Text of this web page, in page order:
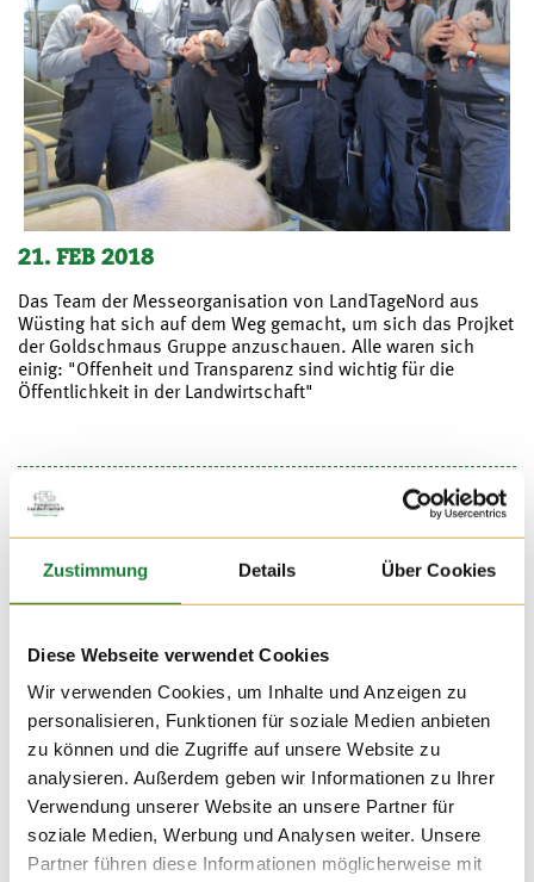
Zustimmung Details Über Cookies
Diese Webseite verwendet Cookies
Wir verwenden Cookies, um Inhalte und Anzeigen zu
personalisieren, Funktionen für soziale Medien anbieten
zu können und die Zugriffe auf unsere Website zu
analysieren. Außerdem geben wir Informationen zu Ihrer
Verwendung unserer Website an unsere Partner für
soziale Medien, Werbung und Analysen weiter. Unsere
Partner führen diese Informationen möglicherweise mit
21. FEB 2018
Das Team der Messeorganisation von LandTageNord aus
Wüsting hat sich auf dem Weg gemacht, um sich das Projket
der Goldschmaus Gruppe anzuschauen. Alle waren sich
einig: "Offenheit und Transparenz sind wichtig für die
Öffentlichkeit in der Landwirtschaft"